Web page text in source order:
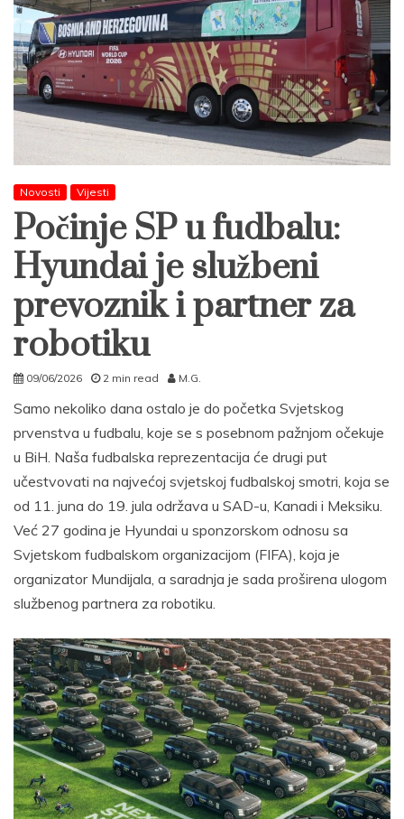
Novosti Vijesti
Počinje SP u fudbalu:
Hyundai je službeni
prevoznik i partner za
robotiku
09/06/2026 2 min read M.G.
Samo nekoliko dana ostalo je do početka Svjetskog
prvenstva u fudbalu, koje se s posebnom pažnjom očekuje
u BiH. Naša fudbalska reprezentacija će drugi put
učestvovati na najvećoj svjetskoj fudbalskoj smotri, koja se
od 11. juna do 19. jula održava u SAD-u, Kanadi i Meksiku.
Već 27 godina je Hyundai u sponzorskom odnosu sa
Svjetskom fudbalskom organizacijom (FIFA), koja je
organizator Mundijala, a saradnja je sada proširena ulogom
službenog partnera za robotiku.